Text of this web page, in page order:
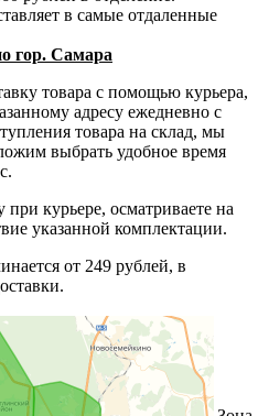
в самые отдаленные
гор. Самара
товара с помощью курьера,
адресу ежедневно с
товара на склад, мы
выбрать удобное время
курьере, осматриваете на
указанной комплектации.
от 249 рублей, в